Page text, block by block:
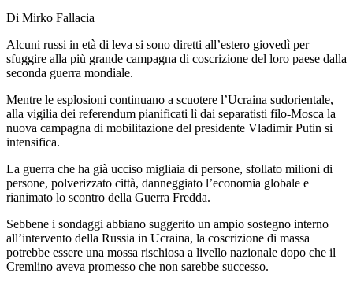
Di Mirko Fallacia
Alcuni russi in età di leva si sono diretti all’estero giovedì per
sfuggire alla più grande campagna di coscrizione del loro paese dalla
seconda guerra mondiale.
Mentre le esplosioni continuano a scuotere l’Ucraina sudorientale,
alla vigilia dei referendum pianificati lì dai separatisti filo-Mosca la
nuova campagna di mobilitazione del presidente Vladimir Putin si
intensifica.
La guerra che ha già ucciso migliaia di persone, sfollato milioni di
persone, polverizzato città, danneggiato l’economia globale e
rianimato lo scontro della Guerra Fredda.
Sebbene i sondaggi abbiano suggerito un ampio sostegno interno
all’intervento della Russia in Ucraina, la coscrizione di massa
potrebbe essere una mossa rischiosa a livello nazionale dopo che il
Cremlino aveva promesso che non sarebbe successo.